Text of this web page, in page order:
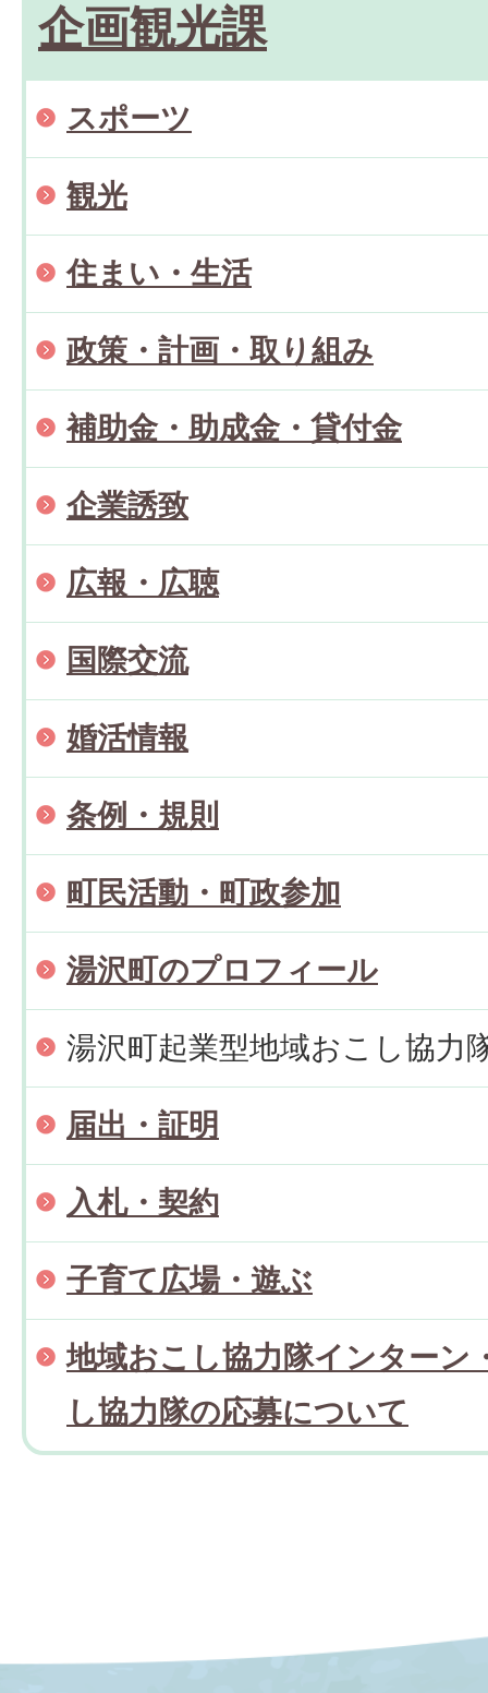
企画観光課
スポーツ
観光
住まい・生活
政策・計画・取り組み
補助金・助成金・貸付金
企業誘致
広報・広聴
国際交流
婚活情報
条例・規則
町民活動・町政参加
湯沢町のプロフィール
湯沢町起業型地域おこし協力
届出・証明
入札・契約
子育て広場・遊ぶ
地域おこし協力隊インターン
し協力隊の応募について